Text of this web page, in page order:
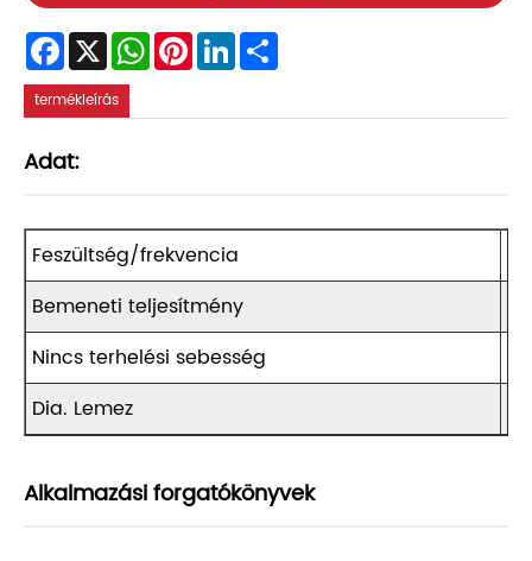
Facebook
X WhatsAppPinterestLinkedIn
termékleírás
Adat:
Feszültség/frekvencia
Bemeneti teljesítmény
Nincs terhelési sebesség
Dia. Lemez
Alkalmazási forgatókönyvek